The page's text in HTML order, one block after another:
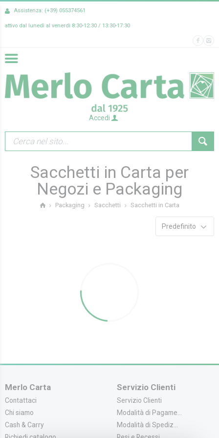
Assistenza: (+39) 055374561
attivo dal lunedì al venerdì 8:30-12:30 / 13:30-17:30
Accedi
Sacchetti in Carta per
Negozi e Packaging
Packaging Sacchetti Sacchetti in Carta
Predefinito
Merlo Carta
Contattaci
Chi siamo
Cash & Carry
Servizio Clienti
Servizio Clienti
Modalità di Pagame...
Modalità di Spediz...